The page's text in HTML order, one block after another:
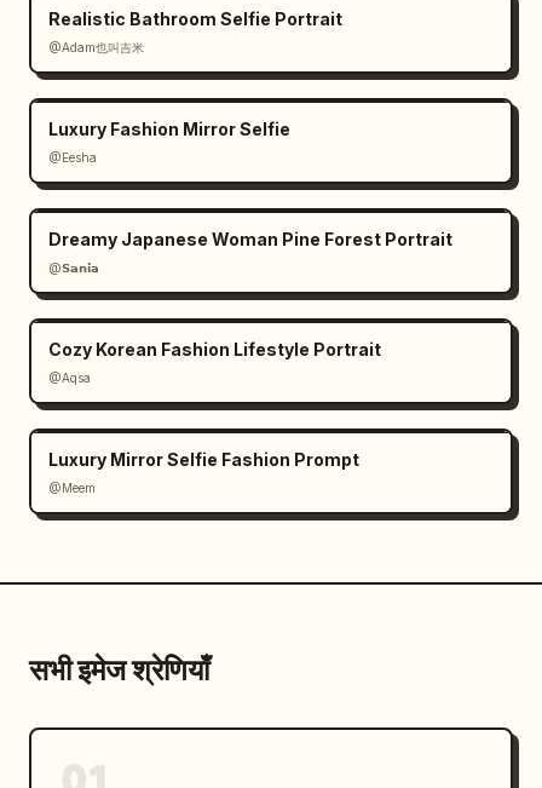
Realistic Bathroom Selfie Portrait
@Adam也叫吉米
Luxury Fashion Mirror Selfie
@Eesha
Dreamy Japanese Woman Pine Forest Portrait
@𝗦𝗮𝗻𝗶𝗮
Cozy Korean Fashion Lifestyle Portrait
@Aqsa
Luxury Mirror Selfie Fashion Prompt
@Meem
सभी इमेज श्रेणियाँ